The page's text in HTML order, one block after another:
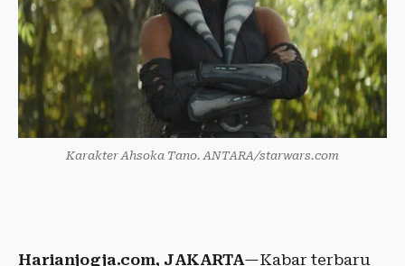
Karakter Ahsoka Tano. ANTARA/starwars.com
Harianjogja.com, JAKARTA—Kabar terbaru